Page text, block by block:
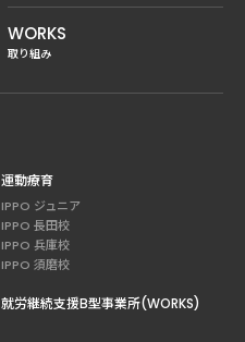
WORKS
取り組み
運動療育
IPPO ジュニア
IPPO 長田校
IPPO 兵庫校
IPPO 須磨校
就労継続支援B型事業所(WORKS)